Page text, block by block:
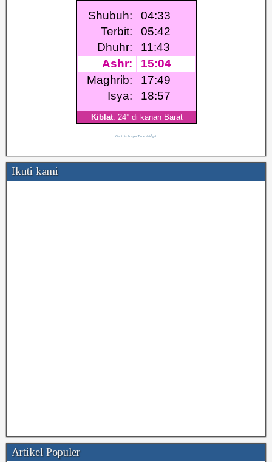
Get this Prayer Time Widget!
Ikuti kami
Artikel Populer